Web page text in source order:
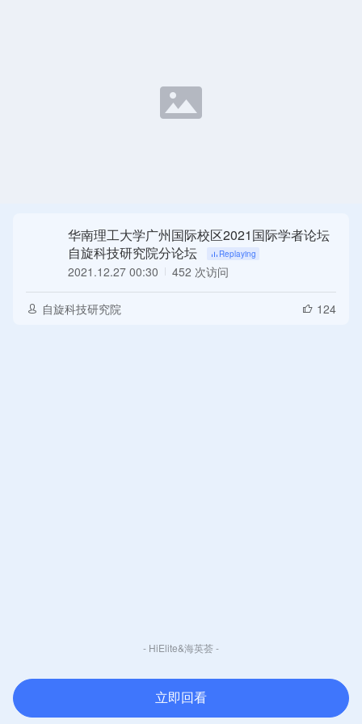
华南理工大学广州国际校区2021国际学者论坛
自旋科技研究院分论坛
Replaying
2021.12.27 00:30 452 次访问
自旋科技研究院 124
- HiElite&海英荟 -
立即回看